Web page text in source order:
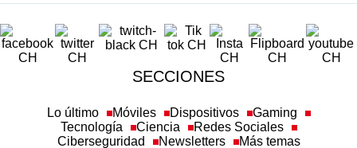
SECCIONES
Móviles Dispositivos